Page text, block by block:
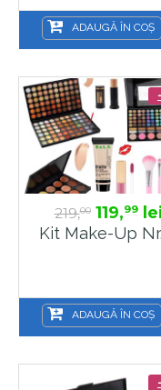
ADAUGĂ ÎN COȘ
219,00 119,99
Kit Make-Up
ADAUGĂ ÎN COȘ